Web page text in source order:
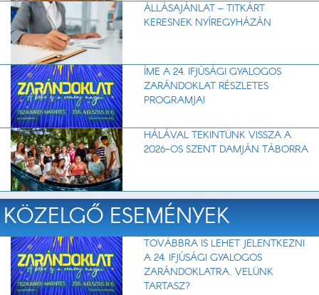
ÁLLÁSAJÁNLAT – TITKÁRT
KERESNEK NYÍREGYHÁZÁN
ÍME A 24. IFJÚSÁGI GYALOGOS
ZARÁNDOKLAT RÉSZLETES
PROGRAMJA!
HÁLÁVAL TEKINTÜNK VISSZA A
2026-OS SZENT DAMJÁN TÁBORRA
KÖZELGŐ ESEMÉNYEK
TOVÁBBRA IS LEHET JELENTKEZNI
A 24. IFJÚSÁGI GYALOGOS
ZARÁNDOKLATRA. VELÜNK
TARTASZ?